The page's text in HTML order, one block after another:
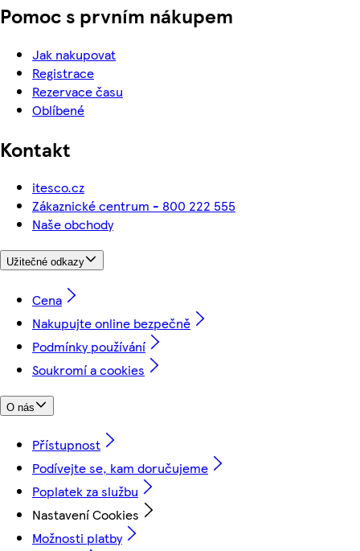
Pomoc s prvním nákupem
Jak nakupovat
Registrace
Rezervace času
Oblíbené
Kontakt
itesco.cz
Zákaznické centrum - 800 222 555
Naše obchody
Užitečné odkazy
Cena
Nakupujte online bezpečně
Podmínky používání
Soukromí a cookies
O nás
Přístupnost
Podívejte se, kam doručujeme
Poplatek za službu
Nastavení Cookies
Možnosti platby